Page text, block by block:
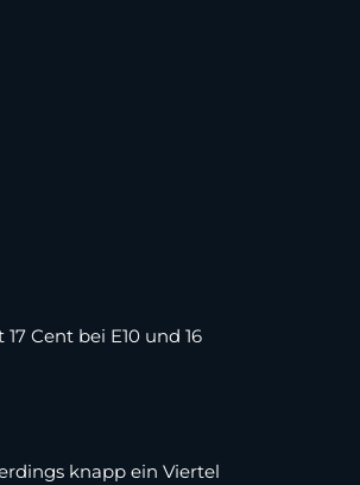
Cent bei E10 und 16
knapp ein Viertel